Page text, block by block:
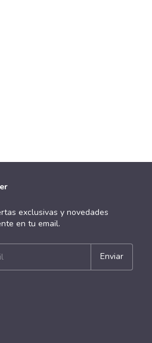
exclusivas y novedades
en tu email.